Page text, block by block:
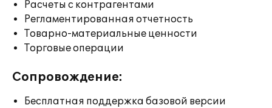
Расчеты с контрагентами
Регламентированная отчетность
Товарно-материальные ценности
Торговые операции
Сопровождение:
Бесплатная поддержка базовой версии